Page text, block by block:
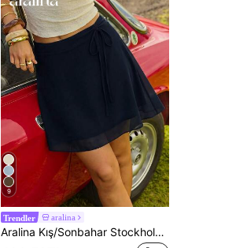
9
Trendler aralina
Aralina Kış/Sonbahar Stockholm Stili Puantiyeli Şifon Büzgülü Bel Bantlı A Kesim Midi Etek